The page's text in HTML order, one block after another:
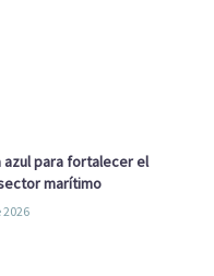
azul para fortalecer el
marítimo
2026